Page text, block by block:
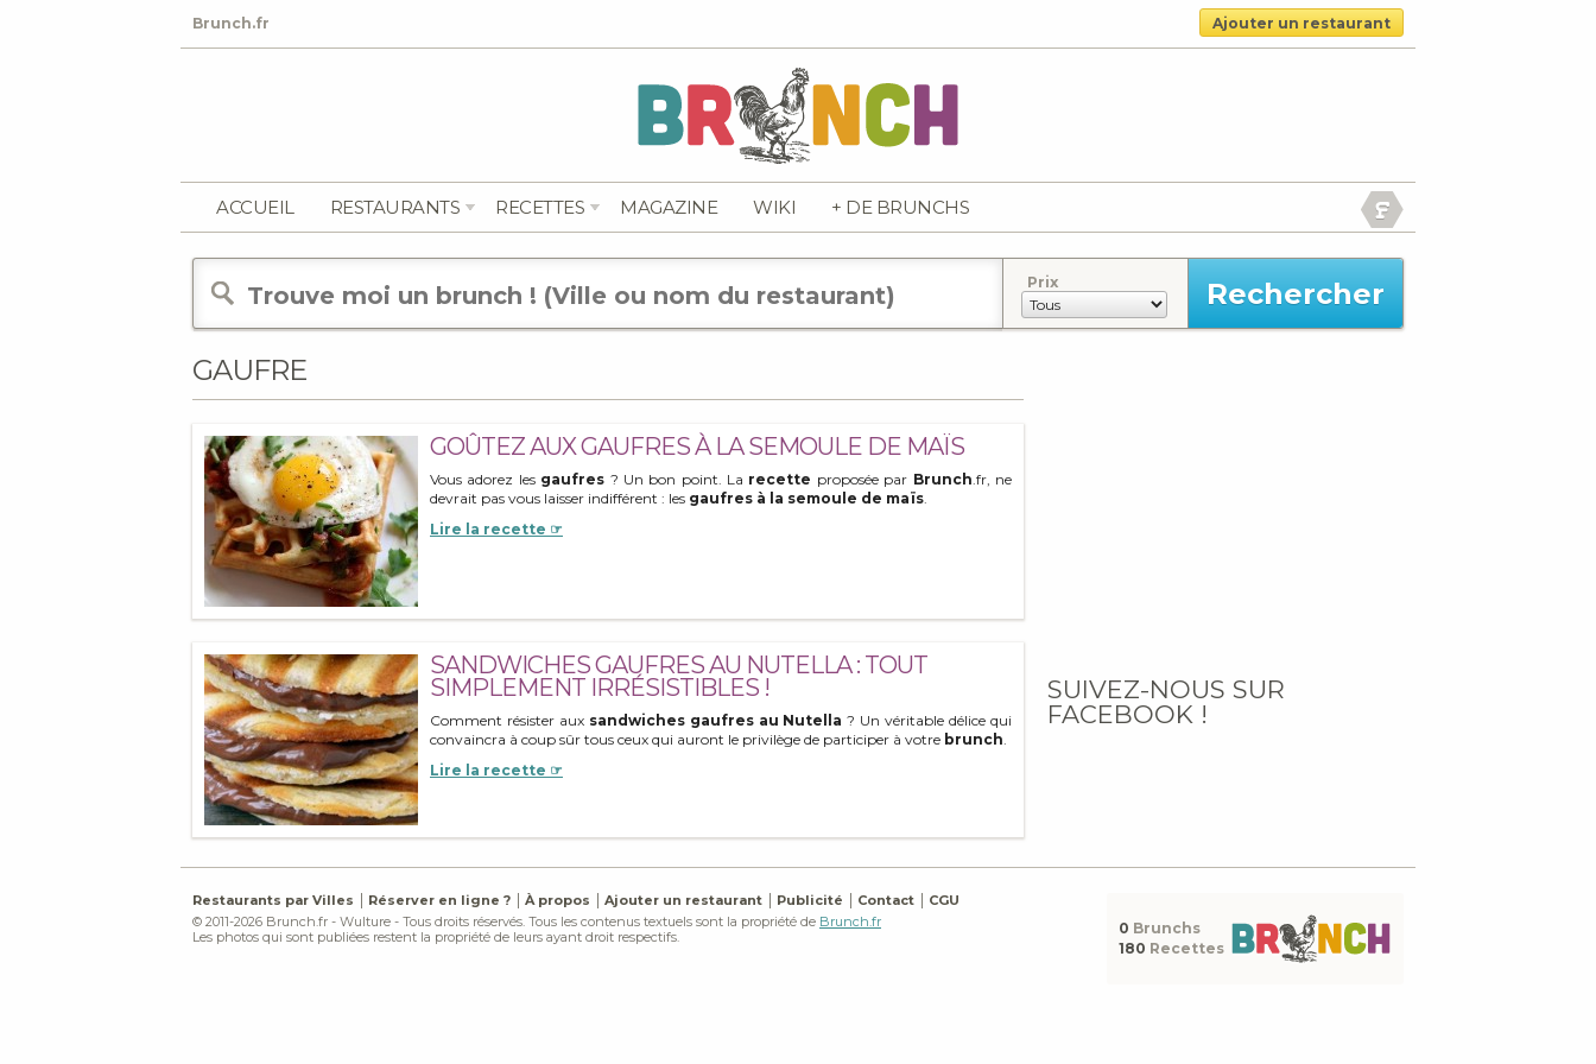
Brunch.fr Ajouter un restaurant
ACCUEIL RESTAURANTS RECETTES MAGAZINE WIKI + DE BRUNCHS
Prix
GAUFRE
GOÛTEZ AUX GAUFRES À LA SEMOULE DE MAÏS
Vous adorez les gaufres ? Un bon point. La recette proposée par Brunch.fr, ne
devrait pas vous laisser indifférent : les gaufres à la semoule de maïs.
Lire la recette ☞
SANDWICHES GAUFRES AU NUTELLA : TOUT
SIMPLEMENT IRRÉSISTIBLES !
Comment résister aux sandwiches gaufres au Nutella ? Un véritable délice qui
convaincra à coup sûr tous ceux qui auront le privilège de participer à votre brunch.
Lire la recette ☞
SUIVEZ-NOUS SUR
FACEBOOK !
Restaurants par Villes Réserver en ligne ? À propos Ajouter un restaurant Publicité Contact
CGU
© 2011-2026 Brunch.fr - Wulture - Tous droits réservés. Tous les contenus textuels sont la propriété de Brunch.fr
Les photos qui sont publiées restent la propriété de leurs ayant droit respectifs.
0 Brunchs
180 Recettes